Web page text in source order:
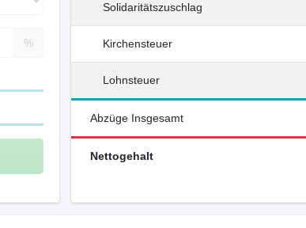
%
Solidaritätszuschlag
Kirchensteuer
Lohnsteuer
Abzüge Insgesamt
Nettogehalt